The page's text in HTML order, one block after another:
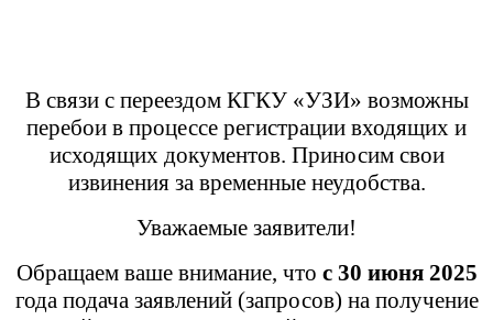
В связи с переездом КГКУ «УЗИ» возможны
перебои в процессе регистрации входящих и
исходящих документов. Приносим свои
извинения за временные неудобства.
Уважаемые заявители!
Обращаем ваше внимание, что с 30 июня 2025
года подача заявлений (запросов) на получение